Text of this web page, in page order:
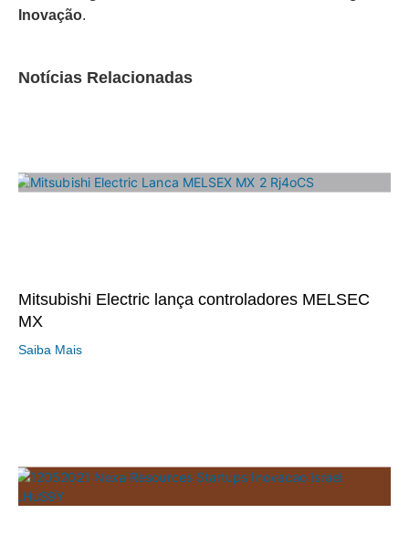
Inovação.
Notícias Relacionadas
Mitsubishi Electric lança controladores MELSEC
MX
Saiba Mais